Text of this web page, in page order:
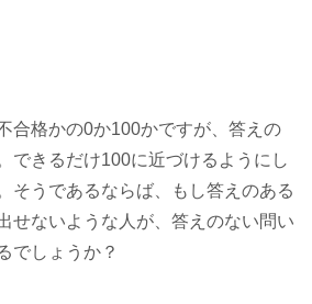
合格かの0か100かですが、答えの
できるだけ100に近づけるようにし
そうであるならば、もし答えのある
せないような人が、答えのない問い
でしょうか？